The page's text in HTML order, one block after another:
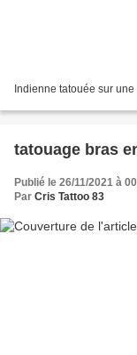
Indienne tatouée sur
tatouage bras
Publié le 26/11/2021 à
Par Cris Tattoo 83